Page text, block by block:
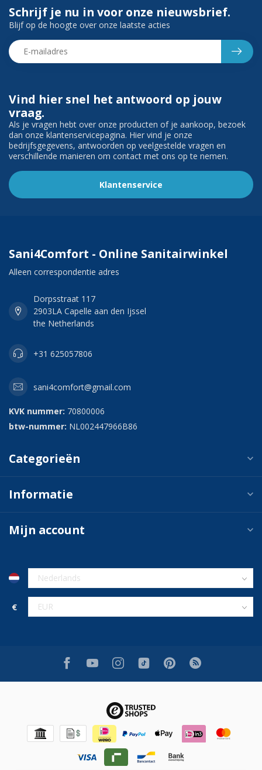
Vind hier snel het antwoord op jouw
vraag.
Als je vragen hebt over onze producten of je aankoop, bezoek
dan onze klantenservicepagina. Hier vind je onze
bedrijfsgegevens, antwoorden op veelgestelde vragen en
verschillende manieren om contact met ons op te nemen.
Klantenservice
Schrijf je nu in voor onze nieuwsbrief.
Blijf op de hoogte over onze laatste acties
Sani4Comfort - Online Sanitairwinkel
Alleen correspondentie adres
Dorpsstraat 117
2903LA Capelle aan den Ijssel
the Netherlands
+31 625057806
sani4comfort@gmail.com
KVK nummer: 70800006
btw-nummer: NL002447966B86
Categorieën
Informatie
Mijn account
€